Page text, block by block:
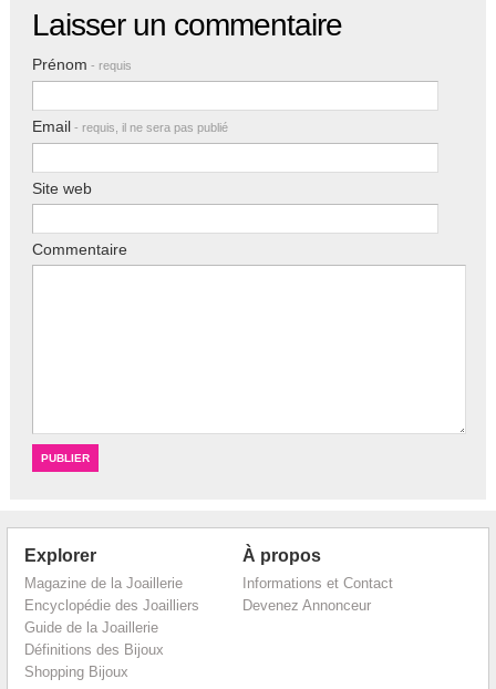
Laisser un commentaire
Prénom - requis
Email - requis, il ne sera pas publié
Site web
Commentaire
Explorer
Magazine de la Joaillerie
Encyclopédie des Joailliers
Guide de la Joaillerie
Définitions des Bijoux
Shopping Bijoux
À propos
Informations et Contact
Devenez Annonceur